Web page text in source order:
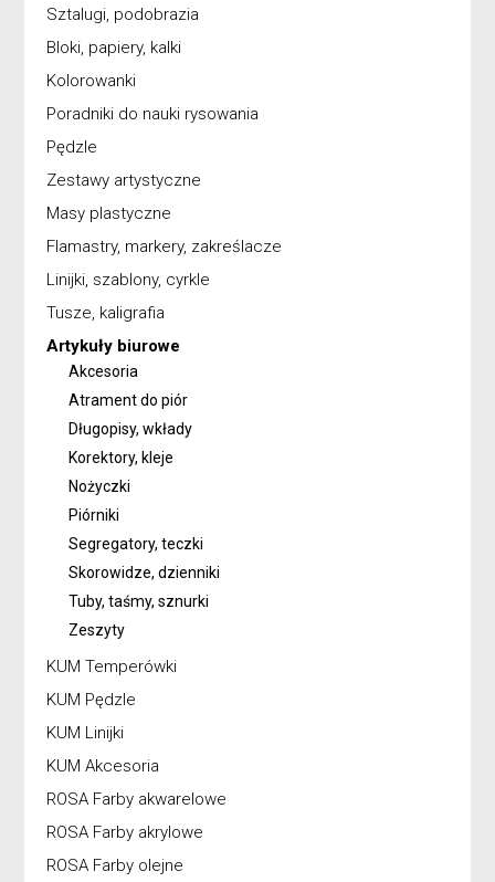
Sztalugi, podobrazia
Bloki, papiery, kalki
Kolorowanki
Poradniki do nauki rysowania
Pędzle
Zestawy artystyczne
Masy plastyczne
Flamastry, markery, zakreślacze
Linijki, szablony, cyrkle
Tusze, kaligrafia
Artykuły biurowe
Akcesoria
Atrament do piór
Długopisy, wkłady
Korektory, kleje
Nożyczki
Piórniki
Segregatory, teczki
Skorowidze, dzienniki
Tuby, taśmy, sznurki
Zeszyty
KUM Temperówki
KUM Pędzle
KUM Linijki
KUM Akcesoria
ROSA Farby akwarelowe
ROSA Farby akrylowe
ROSA Farby olejne